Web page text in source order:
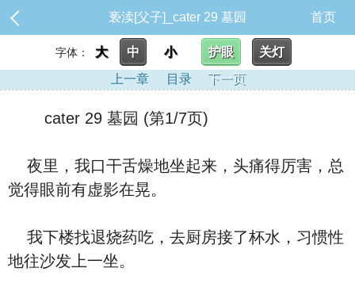
亵渎[父子]_cater 29 墓园 首页
字体： 大 中 小 护眼
关灯
上一章
目录 下一页
cater 29 墓园 (第1/7页)
夜里，我口干舌燥地坐起来，头痛得厉害，总
觉得眼前有虚影在晃。
我下楼找退烧药吃，去厨房接了杯水，习惯性
地往沙发上一坐。